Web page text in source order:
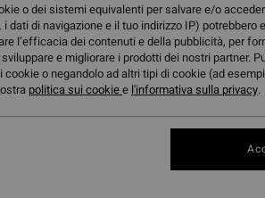
o dei sistemi equivalenti per salvare e/o
di navigazione e il tuo indirizzo IP) potrebbero
l’efficacia dei contenuti e della pubblicità, per
e migliorare i prodotti dei nostri partner.
o negandolo ad altri tipi di cookie (ad
politica sui cookiee l'informativa sulla privacy.